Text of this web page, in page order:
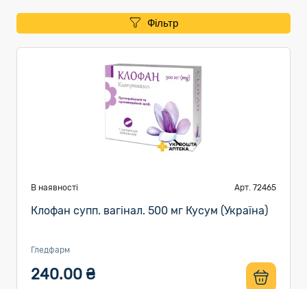
Фільтр
В наявності Арт. 72465
Клофан супп. вагінал. 500 мг Кусум (Україна)
Гледфарм
240.00 ₴